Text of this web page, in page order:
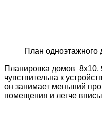
План одноэтажного
Планировка домов 8х10,
чувствительна к
он занимает меньший
помещения и легче